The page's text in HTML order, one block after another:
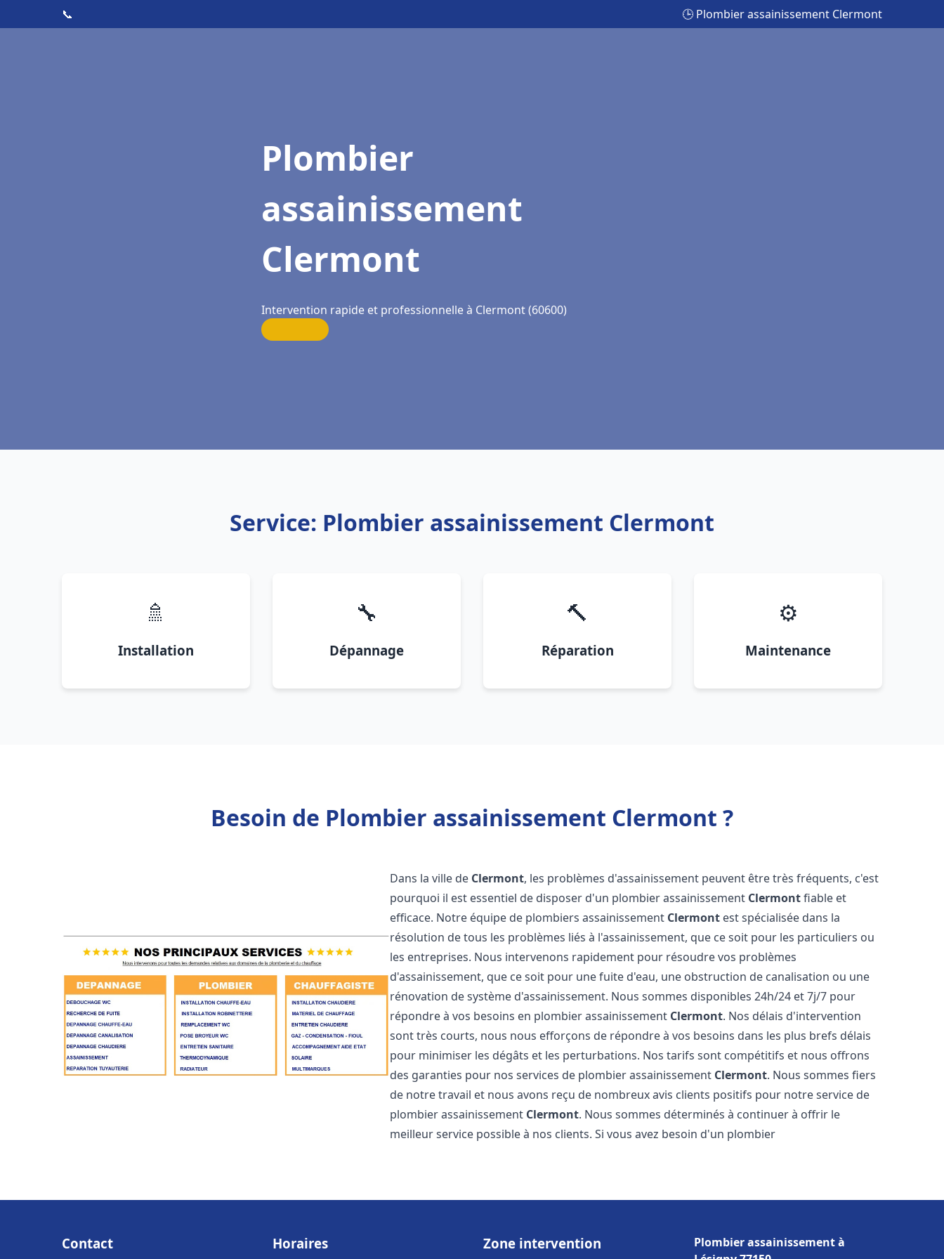
📞 🕒 Plombier assainissement Clermont
Plombier
assainissement
Clermont
Intervention rapide et professionnelle à Clermont (60600)
Service: Plombier assainissement Clermont
🚿
Installation
🔧
Dépannage
🔨
Réparation
⚙️
Maintenance
Besoin de Plombier assainissement Clermont ?
Dans la ville de Clermont, les problèmes d'assainissement peuvent être très fréquents, c'est
pourquoi il est essentiel de disposer d'un plombier assainissement Clermontfiable et
efficace. Notre équipe de plombiers assainissement Clermont est spécialisée dans la
résolution de tous les problèmes liés à l'assainissement, que ce soit pour les particuliers ou
les entreprises. Nous intervenons rapidement pour résoudre vos problèmes
d'assainissement, que ce soit pour une fuite d'eau, une obstruction de canalisation ou une
rénovation de système d'assainissement. Nous sommes disponibles 24h/24 et 7j/7 pour
répondre à vos besoins en plombier assainissement Clermont. Nos délais d'intervention
sont très courts, nous nous efforçons de répondre à vos besoins dans les plus brefs délais
pour minimiser les dégâts et les perturbations. Nos tarifs sont compétitifs et nous offrons
des garanties pour nos services de plombier assainissement Clermont. Nous sommes fiers
de notre travail et nous avons reçu de nombreux avis clients positifs pour notre service de
plombier assainissement Clermont. Nous sommes déterminés à continuer à offrir le
meilleur service possible à nos clients. Si vous avez besoin d'un plombier
Contact Horaires Zone intervention
Plombier assainissement à